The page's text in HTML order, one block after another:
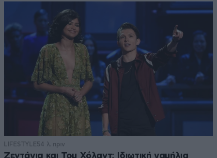
LIFESTYLE54 λ. πριν
Ζεντάγια και Τομ Χόλαντ: Ιδιωτική γαμήλια